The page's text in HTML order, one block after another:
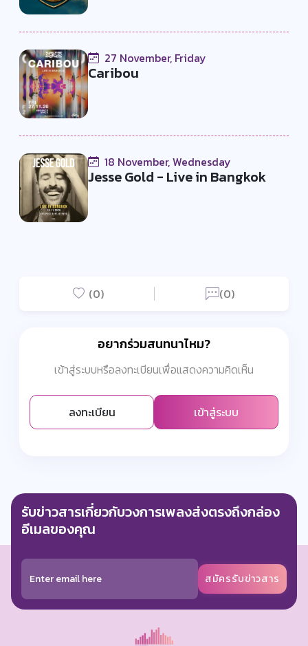
27 November, Friday
Caribou
18 November, Wednesday
Jesse Gold - Live in Bangkok
(0) (0)
อยากร่วมสนทนาไหม?
เข้าสู่ระบบหรือลงทะเบียนเพื่อแสดงความคิดเห็น
ลงทะเบียน เข้าสู่ระบบ
รับข่าวสารเกี่ยวกับวงการเพลงส่งตรงถึงกล่อง
อีเมลของคุณ
สมัครรับข่าวสาร